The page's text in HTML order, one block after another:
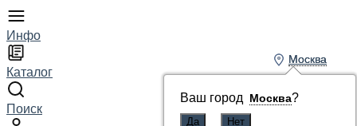
Инфо
Каталог
Поиск
Москва
Ваш город Москва?
Москва
Ваш город Москва?